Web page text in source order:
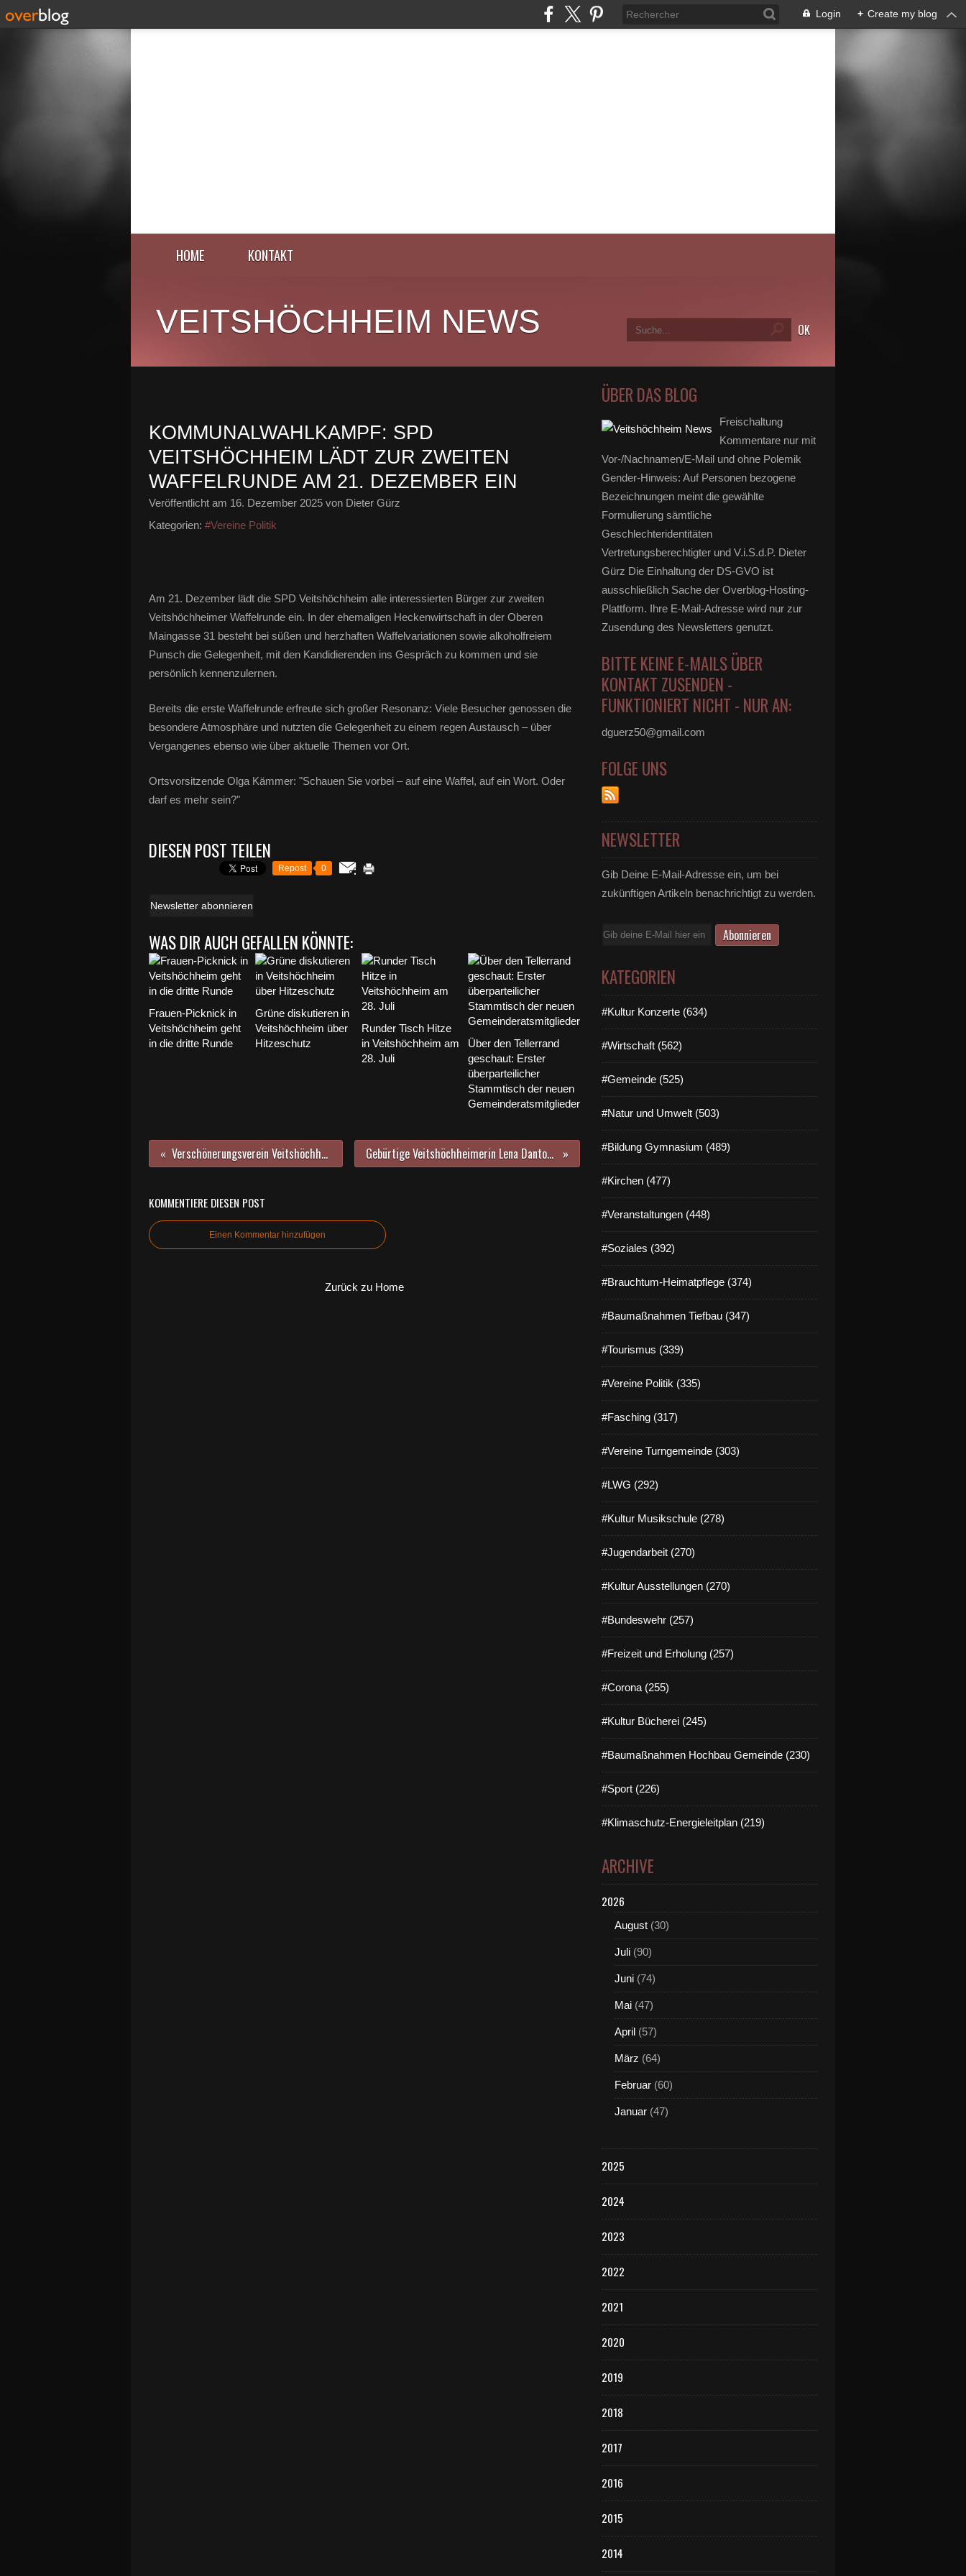
Login + Create my blog
HOME KONTAKT
VEITSHÖCHHEIM NEWS
KOMMUNALWAHLKAMPF: SPD
VEITSHÖCHHEIM LÄDT ZUR ZWEITEN
WAFFELRUNDE AM 21. DEZEMBER EIN
Veröffentlicht am 16. Dezember 2025 von Dieter Gürz
Kategorien: #Vereine Politik
Am 21. Dezember lädt die SPD Veitshöchheim alle interessierten Bürger zur zweiten
Veitshöchheimer Waffelrunde ein. In der ehemaligen Heckenwirtschaft in der Oberen
Maingasse 31 besteht bei süßen und herzhaften Waffelvariationen sowie alkoholfreiem
Punsch die Gelegenheit, mit den Kandidierenden ins Gespräch zu kommen und sie
persönlich kennenzulernen.
Bereits die erste Waffelrunde erfreute sich großer Resonanz: Viele Besucher genossen die
besondere Atmosphäre und nutzten die Gelegenheit zu einem regen Austausch – über
Vergangenes ebenso wie über aktuelle Themen vor Ort.
Ortsvorsitzende Olga Kämmer: "Schauen Sie vorbei – auf eine Waffel, auf ein Wort. Oder
darf es mehr sein?"
DIESEN POST TEILEN
Repost 0
Newsletter abonnieren
WAS DIR AUCH GEFALLEN KÖNNTE:
Frauen-Picknick in
Veitshöchheim geht
in die dritte Runde
Grüne diskutieren in
Veitshöchheim über
Hitzeschutz
Runder Tisch Hitze
in Veitshöchheim am
28. Juli
Über den Tellerrand
geschaut: Erster
überparteilicher
Stammtisch der neuen
Gemeinderatsmitglieder
Verschönerungsverein Veitshöchheim wertet Grillplatz und Aussichtsplatz auf Gebürtige Veitshöchheimerin Lena Dantonello: Ein Leben mit der Musik als größtes Geschenk
KOMMENTIERE DIESEN POST
Einen Kommentar hinzufügen
Zurück zu Home
ÜBER DAS BLOG
Freischaltung
Kommentare nur mit
Vor-/Nachnamen/E-Mail und ohne Polemik
Gender-Hinweis: Auf Personen bezogene
Bezeichnungen meint die gewählte
Formulierung sämtliche
Geschlechteridentitäten
Vertretungsberechtigter und V.i.S.d.P. Dieter
Gürz Die Einhaltung der DS-GVO ist
ausschließlich Sache der Overblog-Hosting-
Plattform. Ihre E-Mail-Adresse wird nur zur
Zusendung des Newsletters genutzt.
BITTE KEINE E-MAILS ÜBER
KONTAKT ZUSENDEN -
FUNKTIONIERT NICHT - NUR AN:
dguerz50@gmail.com
FOLGE UNS
NEWSLETTER
Gib Deine E-Mail-Adresse ein, um bei
zukünftigen Artikeln benachrichtigt zu werden.
E-
KATEGORIEN
#Kultur Konzerte (634)
#Wirtschaft (562)
#Gemeinde (525)
#Natur und Umwelt (503)
#Bildung Gymnasium (489)
#Kirchen (477)
#Veranstaltungen (448)
#Soziales (392)
#Brauchtum-Heimatpflege (374)
#Baumaßnahmen Tiefbau (347)
#Tourismus (339)
#Vereine Politik (335)
#Fasching (317)
#Vereine Turngemeinde (303)
#LWG (292)
#Kultur Musikschule (278)
#Jugendarbeit (270)
#Kultur Ausstellungen (270)
#Bundeswehr (257)
#Freizeit und Erholung (257)
#Corona (255)
#Kultur Bücherei (245)
#Baumaßnahmen Hochbau Gemeinde (230)
#Sport (226)
#Klimaschutz-Energieleitplan (219)
ARCHIVE
2026
August (30)
Juli (90)
Juni (74)
Mai (47)
April (57)
März (64)
Februar (60)
Januar (47)
2025
2024
2023
2022
2021
2020
2019
2018
2017
2016
2015
2014